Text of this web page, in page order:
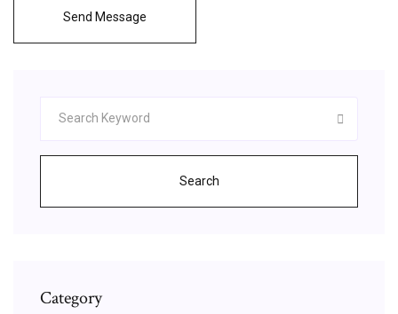
Send Message
Search
Category